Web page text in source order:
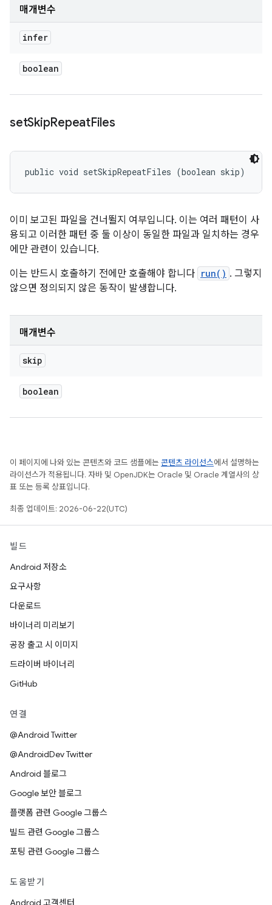
매개변수
infer
boolean
setSkipRepeatFiles
public void setSkipRepeatFiles (boolean skip)
이미 보고된 파일을 건너뛸지 여부입니다. 이는 여러 패턴이 사
용되고 이러한 패턴 중 둘 이상이 동일한 파일과 일치하는 경우
에만 관련이 있습니다.
이는 반드시 호출하기 전에만 호출해야 합니다 run() . 그렇지
않으면 정의되지 않은 동작이 발생합니다.
매개변수
skip
boolean
이 페이지에 나와 있는 콘텐츠와 코드 샘플에는 콘텐츠 라이선스에서 설명하는
라이선스가 적용됩니다. 자바 및 OpenJDK는 Oracle 및 Oracle 계열사의 상
표 또는 등록 상표입니다.
최종 업데이트: 2026-06-22(UTC)
빌드
Android 저장소
요구사항
다운로드
바이너리 미리보기
공장 출고 시 이미지
드라이버 바이너리
GitHub
연결
@Android Twitter
@AndroidDev Twitter
Android 블로그
Google 보안 블로그
플랫폼 관련 Google 그룹스
빌드 관련 Google 그룹스
포팅 관련 Google 그룹스
도움받기
Android 고객센터